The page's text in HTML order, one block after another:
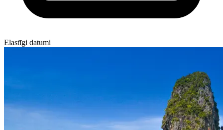
Elastīgi datumi